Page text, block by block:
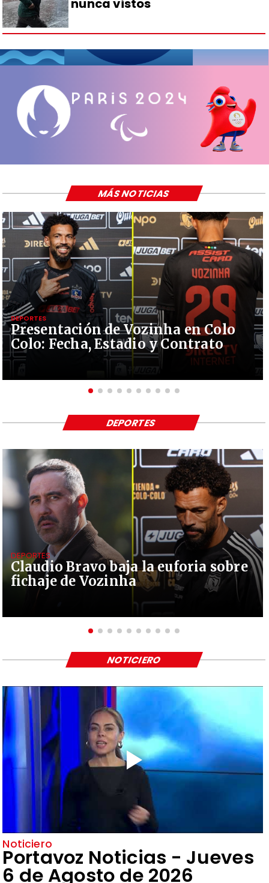
nunca vistos
Presentación de Vozinha en Colo
Colo: Fecha, Estadio y Contrato
DEPORTES
MÁS NOTICIAS
Claudio Bravo baja la euforia sobre
fichaje de Vozinha
DEPORTES
DEPORTES
Noticiero
Portavoz Noticias - Jueves
6 de Agosto de 2026
NOTICIERO